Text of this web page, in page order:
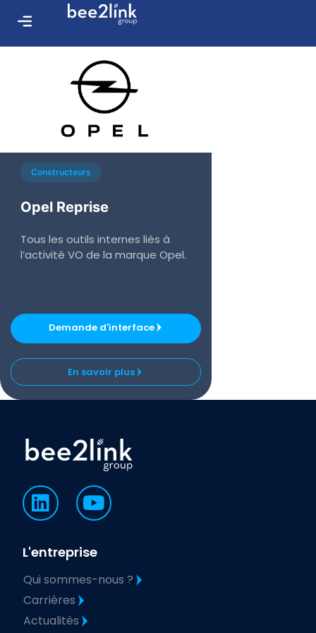
Constructeurs
Opel Reprise
Tous les outils internes liés à
l’activité VO de la marque Opel.
Demande d'interface
En savoir plus
L'entreprise
Qui sommes-nous ?
Carrières
Actualités